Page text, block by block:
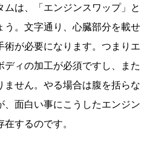
ムは、「エンジンスワップ」と
う。文字通り、心臓部分を載せ
術が必要になります。つまりエ
ディの加工が必須ですし、また
ません。やる場合は腹を括らな
、面白い事にこうしたエンジン
するのです。